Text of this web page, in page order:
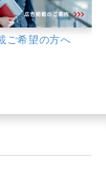
ご希望の方へ